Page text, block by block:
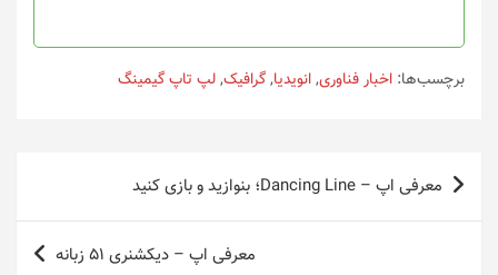
محصول
انتخاب
شوند
محصول
انتخاب
شوند
برچسب‌ها: اخبار فناوری,انویدیا,گرافیک,لپ تاپ گیمینگ
راهبری
نوشته
معرفی اپ – Dancing Line؛ بنوازید و بازی کنید
معرفی اپ – دیکشنری ۵۱ زبانه